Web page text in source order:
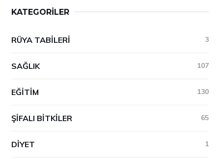
KATEGORILER
RÜYA TABILERI 3
SAĞLIK 107
EĞITIM 130
ŞIFALI BITKILER 65
DIYET 1